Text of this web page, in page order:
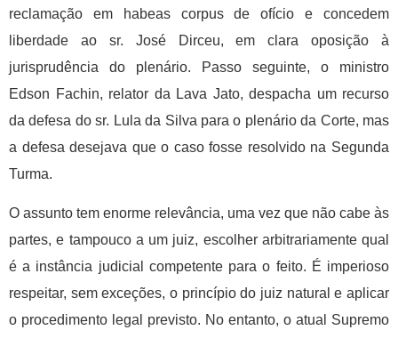
reclamação em habeas corpus de ofício e concedem
liberdade ao sr. José Dirceu, em clara oposição à
jurisprudência do plenário. Passo seguinte, o ministro
Edson Fachin, relator da Lava Jato, despacha um recurso
da defesa do sr. Lula da Silva para o plenário da Corte, mas
a defesa desejava que o caso fosse resolvido na Segunda
Turma.
O assunto tem enorme relevância, uma vez que não cabe às
partes, e tampouco a um juiz, escolher arbitrariamente qual
é a instância judicial competente para o feito. É imperioso
respeitar, sem exceções, o princípio do juiz natural e aplicar
o procedimento legal previsto. No entanto, o atual Supremo